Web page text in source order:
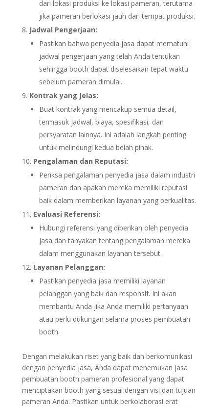
dari lokasi produksi ke lokasi pameran, terutama
jika pameran berlokasi jauh dari tempat produksi.
Jadwal Pengerjaan:
Pastikan bahwa penyedia jasa dapat mematuhi
jadwal pengerjaan yang telah Anda tentukan
sehingga booth dapat diselesaikan tepat waktu
sebelum pameran dimulai.
Kontrak yang Jelas:
Buat kontrak yang mencakup semua detail,
termasuk jadwal, biaya, spesifikasi, dan
persyaratan lainnya. Ini adalah langkah penting
untuk melindungi kedua belah pihak.
Pengalaman dan Reputasi:
Periksa pengalaman penyedia jasa dalam industri
pameran dan apakah mereka memiliki reputasi
baik dalam memberikan layanan yang berkualitas.
Evaluasi Referensi:
Hubungi referensi yang diberikan oleh penyedia
jasa dan tanyakan tentang pengalaman mereka
dalam menggunakan layanan tersebut.
Layanan Pelanggan:
Pastikan penyedia jasa memiliki layanan
pelanggan yang baik dan responsif. Ini akan
membantu Anda jika Anda memiliki pertanyaan
atau perlu dukungan selama proses pembuatan
booth.
Dengan melakukan riset yang baik dan berkomunikasi
dengan penyedia jasa, Anda dapat menemukan jasa
pembuatan booth pameran profesional yang dapat
menciptakan booth yang sesuai dengan visi dan tujuan
pameran Anda. Pastikan untuk berkolaborasi erat